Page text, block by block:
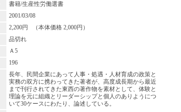
書籍/生産性労働選書
2001/03/08
2,200円 （本体価格 2,000円）
品切れ
Ａ5
196
長年、民間企業にあって人事・処遇・人材育成の政策と
実務の双方に携わってきた著者が、高度成長期から最近
まで刊行されてきた東西の著作物を素材として、体験と
理論を元に組織とリーダーシップと個人のありようにつ
いて30ケースにわたり、論述している。